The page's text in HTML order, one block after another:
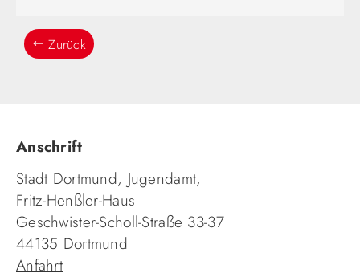
Zurück
Anschrift
Stadt Dortmund, Jugendamt,
Fritz-Henßler-Haus
Geschwister-Scholl-Straße 33-37
44135 Dortmund
Anfahrt